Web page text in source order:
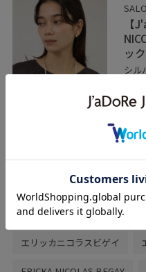
【
ッ
シル
シル
方に
の暖
程
関連タグ
エリッカニコラスビゲイ